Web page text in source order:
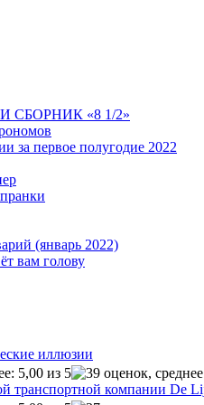
«8 1/2»
за первое полугодие 2022
(январь 2022)
вам голову
иллюзии
транспортной компании De